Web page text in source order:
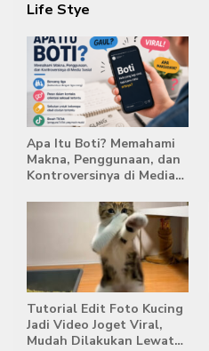
Life Stye
Apa Itu Boti? Memahami
Makna, Penggunaan, dan
Kontroversinya di Media
Tutorial Edit Foto Kucing
Jadi Video Joget Viral,
Mudah Dilakukan Lewat